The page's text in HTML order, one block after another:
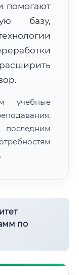
и просмотра
помогают
базу,
учебные
последним
по